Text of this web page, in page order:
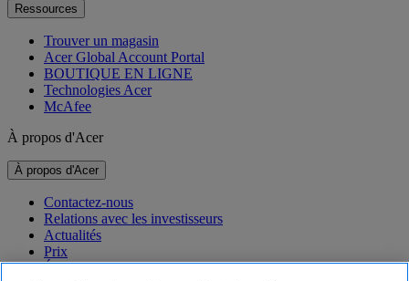
Ressources
Trouver un magasin
Acer Global Account Portal
BOUTIQUE EN LIGNE
Technologies Acer
McAfee
À propos d'Acer
À propos d'Acer
Contactez-nous
Relations avec les investisseurs
Actualités
Prix
Événements